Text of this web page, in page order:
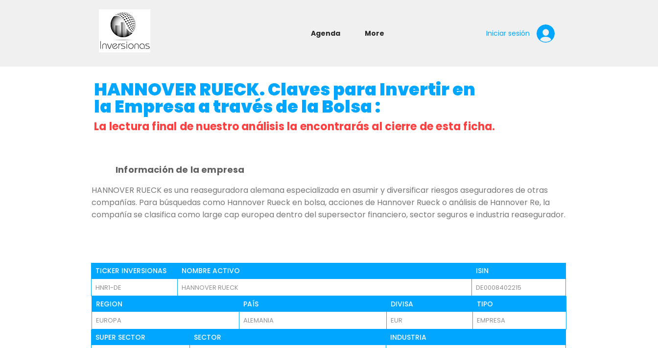
Agenda More Iniciar sesión
HANNOVER RUECK. Claves para Invertir en
la Empresa a través de la Bolsa :
La lectura final de nuestro análisis la encontrarás al cierre de esta ficha.
Información de la empresa
HANNOVER RUECK es una reaseguradora alemana especializada en asumir y diversificar riesgos aseguradores de otras
compañías. Para búsquedas como Hannover Rueck en bolsa, acciones de Hannover Rueck o análisis de Hannover Re, la
compañía se clasifica como large cap europea dentro del supersector financiero, sector seguros e industria reasegurador.
TICKER INVERSIONAS NOMBRE ACTIVO ISIN
HNR1-DE HANNOVER RUECK DE0008402215
REGION PAÍS DIVISA TIPO
EUROPA ALEMANIA EUR EMPRESA
SUPER SECTOR SECTOR INDUSTRIA